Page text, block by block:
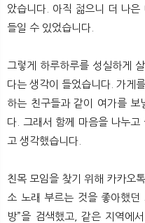
았습니다. 아직 젊으니 더 나
들일 수 있었습니다.
그렇게 하루하루를 성실하게
다는 생각이 들었습니다. 가게
하는 친구들과 같이 여가를 보
다. 그래서 함께 마음을 나누
고 생각했습니다.
친목 모임을 찾기 위해 카카오
소 노래 부르는 것을 좋아했던
방”을 검색했고, 같은 지역에